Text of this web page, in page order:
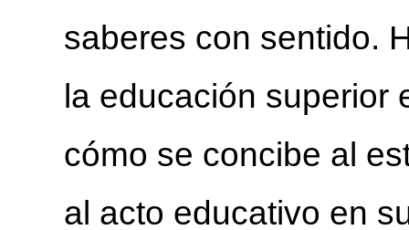
saberes con sentido.
la educación superior
cómo se concibe al
al acto educativo en